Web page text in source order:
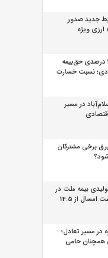
جدید صدور
ویژه
جهش ۲۰۰ درصدی حق‌بیمه
دی؛ نسبت خسارت
در مسیر
برخی مشترکان
بیمه ملت در
چهار ماه نخست امسال از 14.5
در مسیر تعادل؛
همچنان حامی